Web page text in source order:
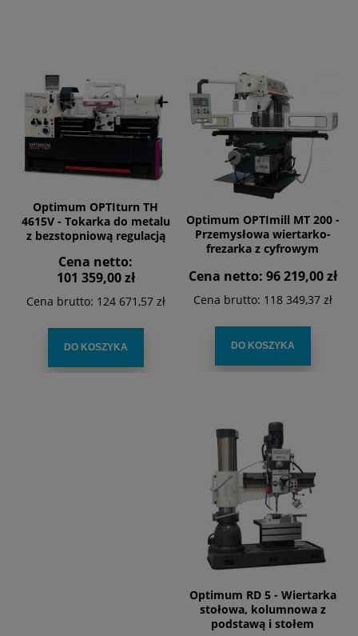
Optimum OPTIturn TH
4615V - Tokarka do metalu
z bezstopniową regulacją
Cena netto:
101 359,00 zł
Cena brutto: 124 671,57 zł
DO KOSZYKA
Optimum OPTImill MT 200 -
Przemysłowa wiertarko-
frezarka z cyfrowym
Cena netto: 96 219,00 zł
Cena brutto: 118 349,37 zł
DO KOSZYKA
Optimum RD 5 - Wiertarka
stołowa, kolumnowa z
podstawą i stołem